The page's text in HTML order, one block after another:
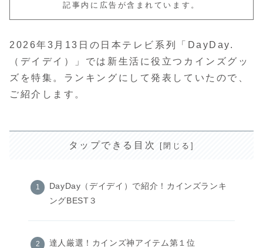
記事内に広告が含まれています。
2026年3月13日の日本テレビ系列「DayDay.
（デイデイ）」では新生活に役立つカインズグッ
ズを特集。ランキングにして発表していたので、
ご紹介します。
タップできる目次
DayDay（デイデイ）で紹介！カインズランキ
ングBEST３
達人厳選！カインズ神アイテム第１位